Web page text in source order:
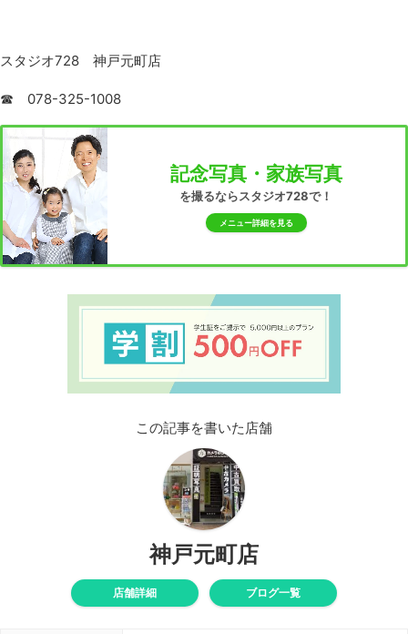
スタジオ728 神戸元町店
☎ 078-325-1008
記念写真・家族写真
を撮るならスタジオ728で！
メニュー詳細を見る
この記事を書いた店舗
神戸元町店
店舗詳細 ブログ一覧